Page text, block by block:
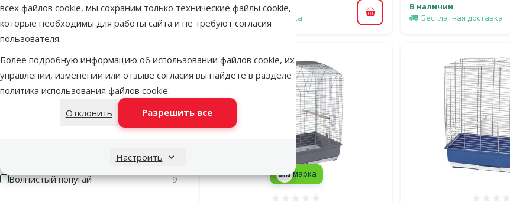
всех файлов cookie, мы сохраним только технические файлы cookie,
которые необходимы для работы сайта и не требуют согласия
пользователя.
Более подробную информацию об использовании файлов cookie, их
управлении, изменении или отзыве согласия вы найдете в разделе
политика использования файлов cookie.
Отклонить
Разрешить все
Настроить
Уличные птицы
2
Голубь
2
Корелла
5
Маленький попугай
Маленькая экзотическая
11
5
Волнистый попугай
9
В наличии
Бесплатная доставка
В корзину
В наличии
Бесплатная доставка
марка